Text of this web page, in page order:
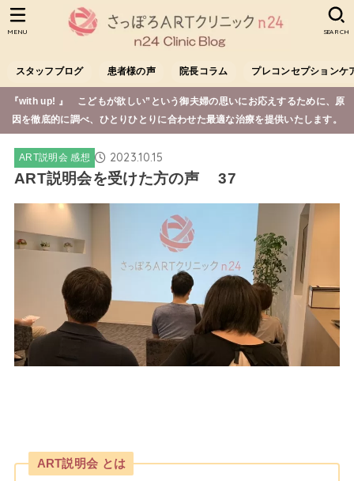
スタッフブログ 患者様の声 院長コラム プレコンセプションケ
SEARCH
MENU
『with up! 』 こどもが欲しい”という御夫婦の思いにお応えするために、原
因を徹底的に調べ、ひとりひとりに合わせた最適な治療を提供いたします。
ART説明会 感想 2023.10.15
ART説明会を受けた方の声 37
ART説明会 とは